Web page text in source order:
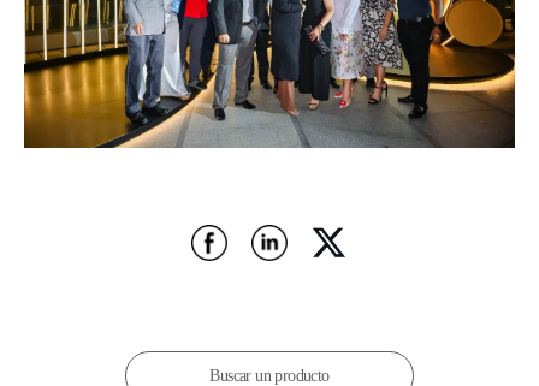
Buscar un producto